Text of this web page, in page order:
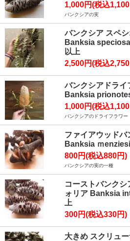
1,000円(税込
バンクシアの実
バンクシア スペ
Banksia
以上
2,500円(税込
バンクシアドライ
Banksia
1,000円(税込
バンクシアのドライフラワー
ファイアウッドバ
Banksia ｍ
800円(税込880円)
バンクシアの実の一種
コーストバンクシ
ォリア Banksia
上
300円(税込330円)
大きめ スクリュ